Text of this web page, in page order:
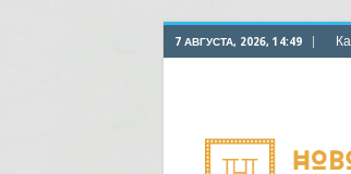
7 АВГУСТА, 2026, 14:49